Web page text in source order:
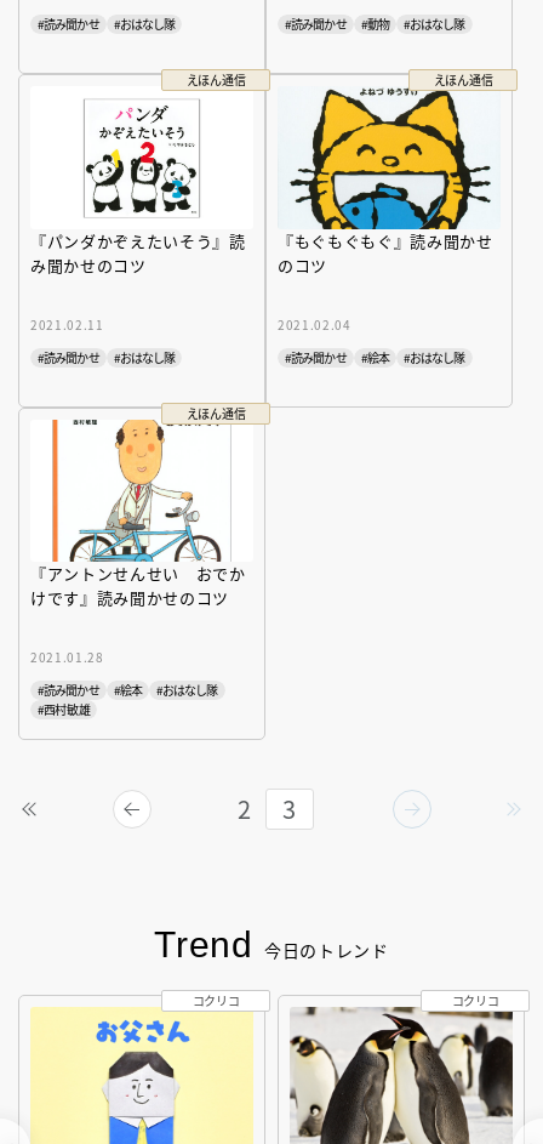
#読み聞かせ
#おはなし隊
#読み聞かせ
#動物 #おはなし隊
えほん通信
『パンダかぞえたいそう』読
み聞かせのコツ
2021.02.11
#読み聞かせ
#おはなし隊
えほん通信
『もぐもぐもぐ』読み聞かせ
のコツ
2021.02.04
#読み聞かせ
#絵本 #おはなし隊
えほん通信
『アントンせんせい おでか
けです』読み聞かせのコツ
2021.01.28
#読み聞かせ
#絵本
#おはなし隊
#西村 敏雄
2 3
Trend 今日のトレンド
コクリコ コクリコ